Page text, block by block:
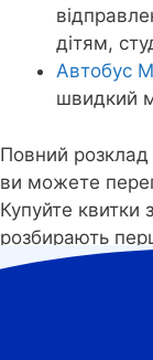
дітям,
Автобус
швидкий
Повний розклад
ви можете
Купуйте квитки
розбирають